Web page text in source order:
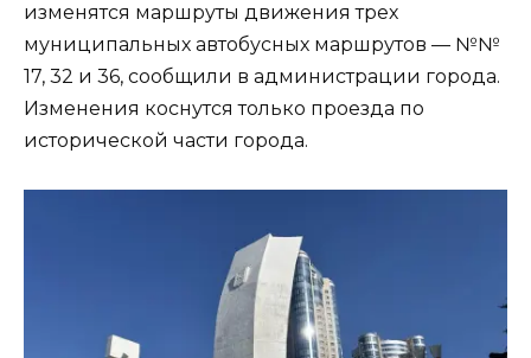
изменятся маршруты движения трех
муниципальных автобусных маршрутов — №№
17, 32 и 36, сообщили в администрации города.
Изменения коснутся только проезда по
исторической части города.